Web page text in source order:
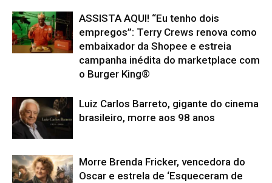
ASSISTA AQUI! “Eu tenho dois
empregos”: Terry Crews renova como
embaixador da Shopee e estreia
campanha inédita do marketplace com
o Burger King®
Luiz Carlos Barreto, gigante do cinema
brasileiro, morre aos 98 anos
Morre Brenda Fricker, vencedora do
Oscar e estrela de ‘Esqueceram de